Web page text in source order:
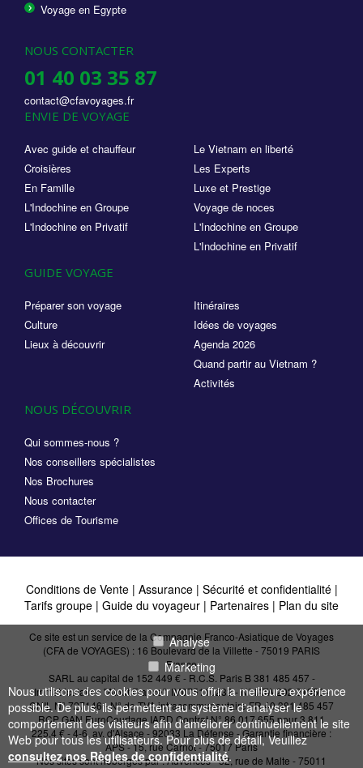
Voyage en Egypte
NOUS CONTACTER
01 40 03 35 87
contact@cfavoyages.fr
ENVIE DE VOYAGE
Avec guide et chauffeur
Croisières
En Famille
L'Indochine en Groupe
L'Indochine en Privatif
Le Vietnam en liberté
Les Experts
Luxe et Prestige
Voyage de noces
L'Indochine en Groupe
L'Indochine en Privatif
GUIDE VOYAGE
Préparer son voyage
Culture
Lieux à découvrir
Itinéraires
Idées de voyages
Agenda 2026
Quand partir au Vietnam ?
Activités
NOUS DÉCOUVRIR
Qui sommes-nous ?
Nos conseillers spécialistes
Nos Brochures
Nous contacter
Offices de Tourisme
Conditions de Vente| Assurance | Sécurité et confidentialité|
Tarifs groupe | Guide du voyageur | Partenaires | Plan du site
Ce site est un service de la Compagnie Franco-Asiatique de Voyages
(CFA de VOYAGES) : 16 Boulevard de la Villette - 75019 PARIS
France
SARL au capital de 152 449 € - R.C.S. Paris B 381 485 457 -
Immatriculation "Atout France": IM075110232 - N° IATA 202 21950 -
CNIL N° 727146 - N° de TVA intracommunautaire FR 40 381 485 457
RCP GAN EuroCourtage IARD Contrat N° 86.017.655 pour 3 811
225,4 € - 4-6, av. d'Alsace - 92033 La Défense - Garantie financière :
APS - 15, rue Carnot - 75017 Paris
Nos sites sont hébergés par :Advences - 52, rue de Malte - 75011
Analyse
Marketing
Nous utilisons des cookies pour vous offrir la meilleure expérience
possible. De plus, ils permettent au système d'analyser le
comportement des visiteurs afin d'améliorer continuellement le site
Web pour tous les utilisateurs. Pour plus de détail, Veuillez
consultez nos Règles de confidentialité.